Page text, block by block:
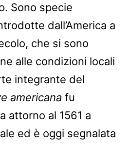
Sono specie
dall’America a
che si sono
alle condizioni locali
integrante del
americana fu
attorno al 1561 a
ed è oggi segnalata